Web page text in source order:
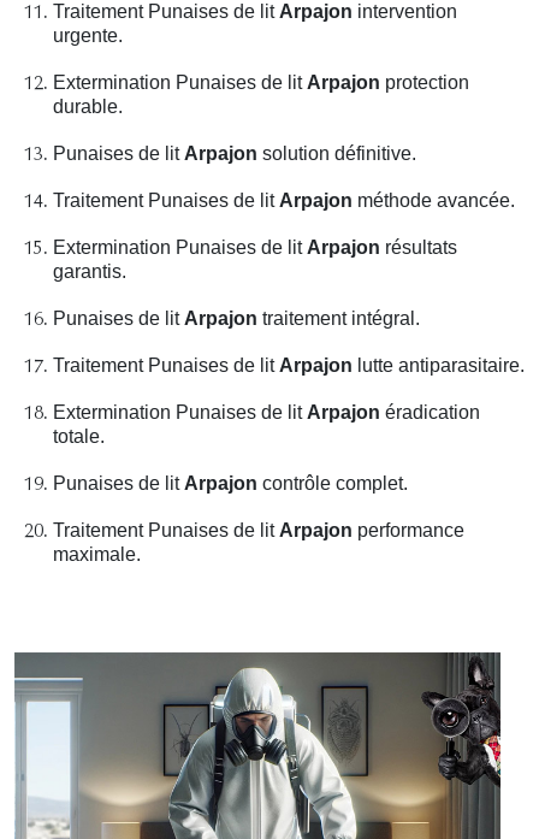
Traitement Punaises de litArpajon intervention
urgente.
Extermination Punaises de litArpajon protection
durable.
Punaises de litArpajon solution définitive.
Traitement Punaises de litArpajon méthode avancée.
Extermination Punaises de litArpajon résultats
garantis.
Punaises de litArpajon traitement intégral.
Traitement Punaises de litArpajon lutte antiparasitaire.
Extermination Punaises de litArpajon éradication
totale.
Punaises de litArpajon contrôle complet.
Traitement Punaises de litArpajon performance
maximale.